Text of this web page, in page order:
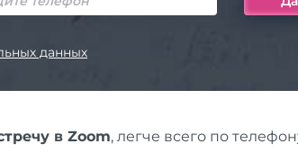
данных
в Zoom, легче всего по